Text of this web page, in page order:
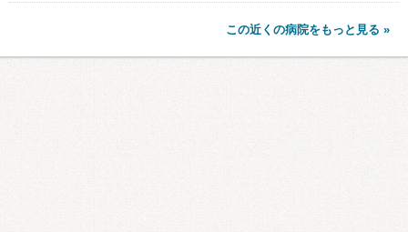
この近くの病院をもっと見る »